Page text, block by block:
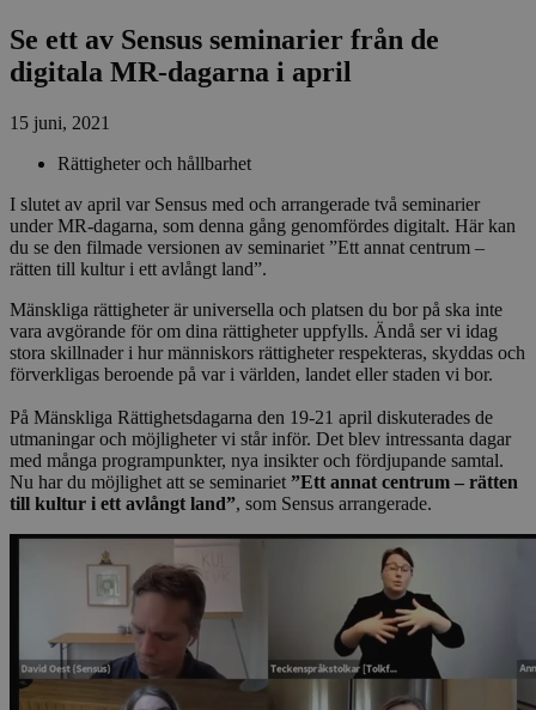
Se ett av Sensus seminarier från de
digitala MR-dagarna i april
15 juni, 2021
Rättigheter och hållbarhet
I slutet av april var Sensus med och arrangerade två seminarier
under MR-dagarna, som denna gång genomfördes digitalt. Här kan
du se den filmade versionen av seminariet ”Ett annat centrum –
rätten till kultur i ett avlångt land”.
Mänskliga rättigheter är universella och platsen du bor på ska inte
vara avgörande för om dina rättigheter uppfylls. Ändå ser vi idag
stora skillnader i hur människors rättigheter respekteras, skyddas och
förverkligas beroende på var i världen, landet eller staden vi bor.
På Mänskliga Rättighetsdagarna den 19-21 april diskuterades de
utmaningar och möjligheter vi står inför. Det blev intressanta dagar
med många programpunkter, nya insikter och fördjupande samtal.
Nu har du möjlighet att se seminariet ”Ett annat centrum – rätten
till kultur i ett avlångt land”, som Sensus arrangerade.